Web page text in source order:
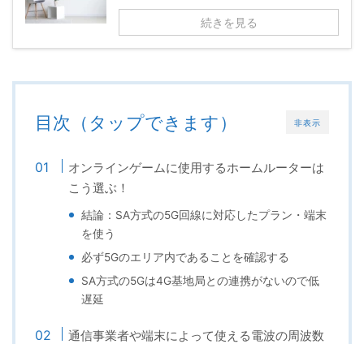
続きを見る
非表示
目次（タップできます）
オンラインゲームに使用するホームルーターは
こう選ぶ！
結論：SA方式の5G回線に対応したプラン・端末
を使う
必ず5Gのエリア内であることを確認する
SA方式の5Gは4G基地局との連携がないので低
遅延
通信事業者や端末によって使える電波の周波数